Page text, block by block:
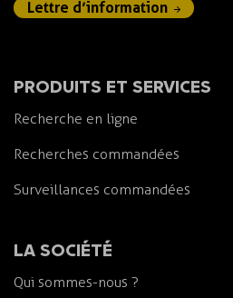
Lettre d’information
PRODUITS ET SERVICES
Recherche en ligne
Recherches commandées
Surveillances commandées
LA SOCIÉTÉ
Qui sommes-nous ?